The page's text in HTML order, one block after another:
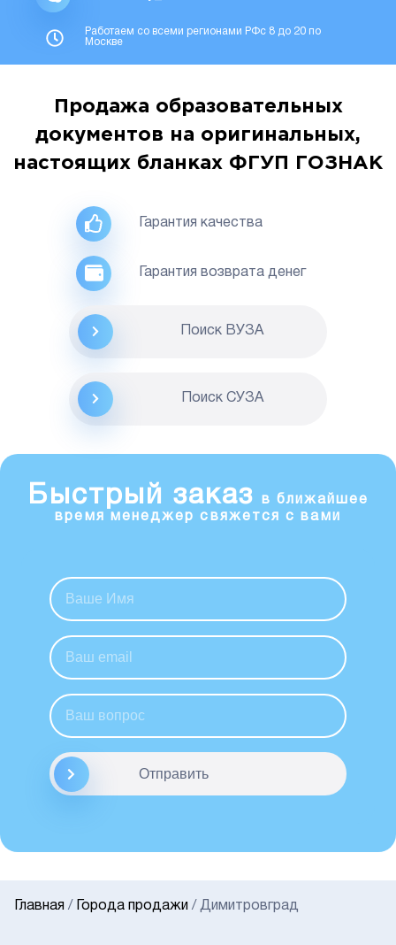
Работаем со всеми регионами РФс 8 до 20 по
Москве
Продажа образовательных
документов на оригинальных,
настоящих бланках ФГУП ГОЗНАК
Гарантия качества
Гарантия возврата денег
Поиск ВУЗА
Поиск CУЗА
Быстрый заказ
в ближайшее
время менеджер свяжется с вами
Отправить
Главная / Города продажи / Димитровград